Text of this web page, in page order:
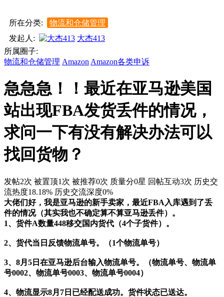
所在分类:
物流和仓储管理
发起人:
大杰413
所属圈子:
物流和仓储管理 Amazon Amazon各类申诉
急急急！！最近在亚马逊美国
站出现FBA发货丢件的情况，
求问一下有没有解决办法可以
找回货物？
发帖2次 被置顶1次 被推荐0次 质量分0星 回帖互动3次 历史交
流热度18.18% 历史交流深度0%
大佬们好，我是亚马逊的新手卖家，最近FBA入库遇到了丢
件的情况（其实我也不确定算不算亚马逊丢件）。
1、货件A数量448移交国内货代（4个子货件）。
2、货代当日反馈物流单号。（1个物流单号）
3、8月5日在亚马逊后台输入物流单号。（物流单号、物流单
号0002、物流单号0003、物流单号0004）
4、物流显示8月7日已经配送成功。货件状态已送达。